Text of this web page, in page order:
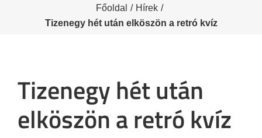
Főoldal / Hírek /
Tizenegy hét után elköszön a retró kvíz
Tizenegy hét után
elköszön a retró kvíz